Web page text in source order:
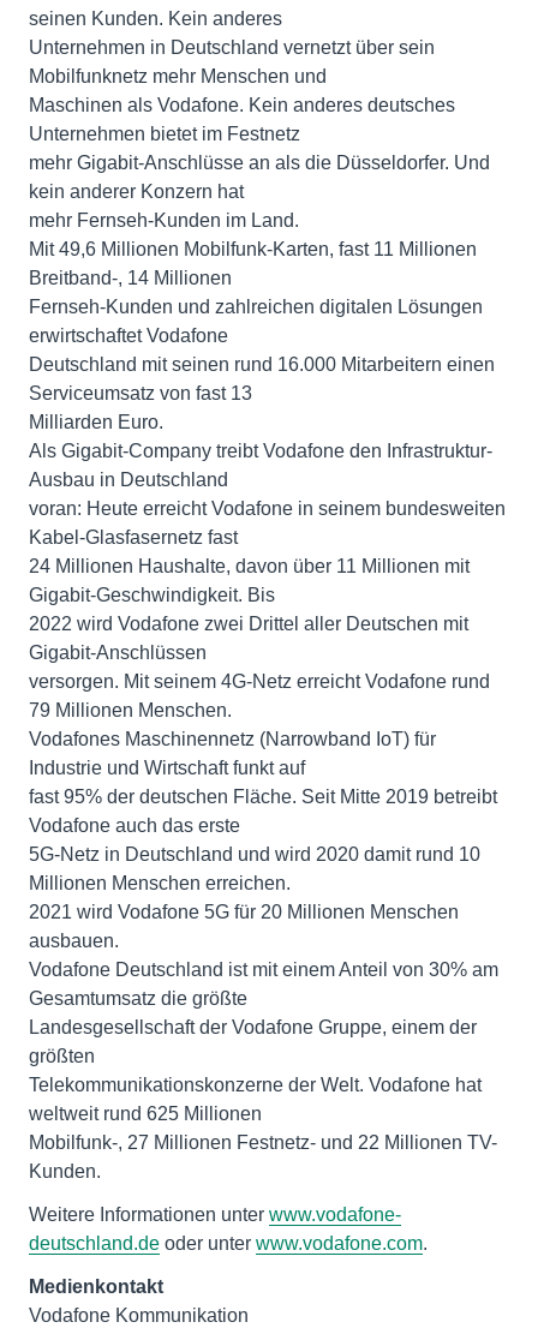
seinen Kunden. Kein anderes
Unternehmen in Deutschland vernetzt über sein
Mobilfunknetz mehr Menschen und
Maschinen als Vodafone. Kein anderes deutsches
Unternehmen bietet im Festnetz
mehr Gigabit-Anschlüsse an als die Düsseldorfer. Und
kein anderer Konzern hat
mehr Fernseh-Kunden im Land.
Mit 49,6 Millionen Mobilfunk-Karten, fast 11 Millionen
Breitband-, 14 Millionen
Fernseh-Kunden und zahlreichen digitalen Lösungen
erwirtschaftet Vodafone
Deutschland mit seinen rund 16.000 Mitarbeitern einen
Serviceumsatz von fast 13
Milliarden Euro.
Als Gigabit-Company treibt Vodafone den Infrastruktur-
Ausbau in Deutschland
voran: Heute erreicht Vodafone in seinem bundesweiten
Kabel-Glasfasernetz fast
24 Millionen Haushalte, davon über 11 Millionen mit
Gigabit-Geschwindigkeit. Bis
2022 wird Vodafone zwei Drittel aller Deutschen mit
Gigabit-Anschlüssen
versorgen. Mit seinem 4G-Netz erreicht Vodafone rund
79 Millionen Menschen.
Vodafones Maschinennetz (Narrowband IoT) für
Industrie und Wirtschaft funkt auf
fast 95% der deutschen Fläche. Seit Mitte 2019 betreibt
Vodafone auch das erste
5G-Netz in Deutschland und wird 2020 damit rund 10
Millionen Menschen erreichen.
2021 wird Vodafone 5G für 20 Millionen Menschen
ausbauen.
Vodafone Deutschland ist mit einem Anteil von 30% am
Gesamtumsatz die größte
Landesgesellschaft der Vodafone Gruppe, einem der
größten
Telekommunikationskonzerne der Welt. Vodafone hat
weltweit rund 625 Millionen
Mobilfunk-, 27 Millionen Festnetz- und 22 Millionen TV-
Kunden.
Weitere Informationen unter www.vodafone-
deutschland.de oder unter www.vodafone.com.
Medienkontakt
Vodafone Kommunikation